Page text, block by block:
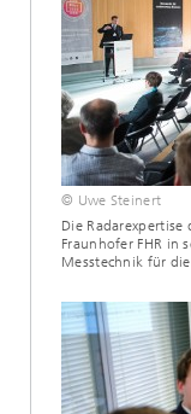
© Uwe Steinert
Die Radarexpertise
Fraunhofer FHR in
Messtechnik für